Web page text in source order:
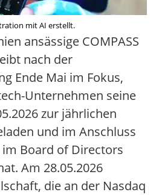
mit AI erstellt.
ansässige COMPASS
nach der
Ende Mai im Fokus,
Unternehmen seine
zur jährlichen
und im Anschluss
Board of Directors
Am 28.05.2026
die an der Nasdaq